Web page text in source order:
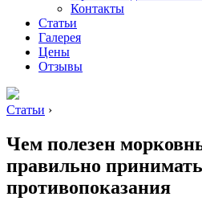
Контакты
Статьи
Галерея
Цены
Отзывы
Статьи ›
Чем полезен
правильно
противопоказания